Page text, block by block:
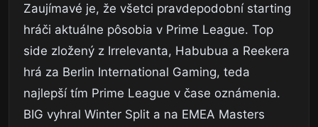
Zaujímavé je, že všetci pravdepodobní starting
hráči aktuálne pôsobia v Prime League. Top
side zložený z Irrelevanta, Habubua a Reekera
hrá za Berlin International Gaming, teda
najlepší tím Prime League v čase oznámenia.
BIG vyhral Winter Split a na EMEA Masters